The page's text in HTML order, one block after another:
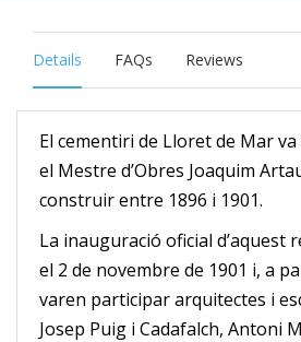
Details FAQs Reviews
El cementiri de Lloret de Mar
el Mestre d’Obres Joaquim
construir entre 1896 i 1901.
La inauguració oficial d’aquest
el 2 de novembre de 1901 i, a
varen participar arquitectes i
Josep Puig i Cadafalch, Antoni